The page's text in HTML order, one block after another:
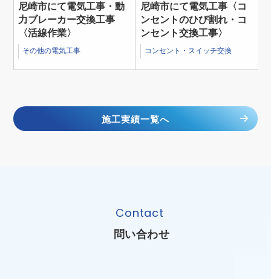
尼崎市にて電気工事・動
力ブレーカー交換工事
〈活線作業〉
その他の電気工事
尼崎市にて電気工事〈コ
ンセントのひび割れ・コ
ンセント交換工事〉
コンセント・スイッチ交換
施工実績一覧へ
Contact
問い合わせ